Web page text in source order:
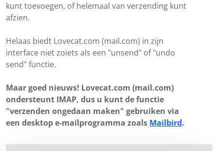
kunt toevoegen, of helemaal van verzending kunt
afzien.
Helaas biedt Lovecat.com (mail.com) in zijn
interface niet zoiets als een "unsend" of "undo
send" functie.
Maar goed nieuws! Lovecat.com (mail.com)
ondersteunt IMAP, dus u kunt de functie
"verzenden ongedaan maken" gebruiken via
een desktop e-mailprogramma zoals Mailbird.